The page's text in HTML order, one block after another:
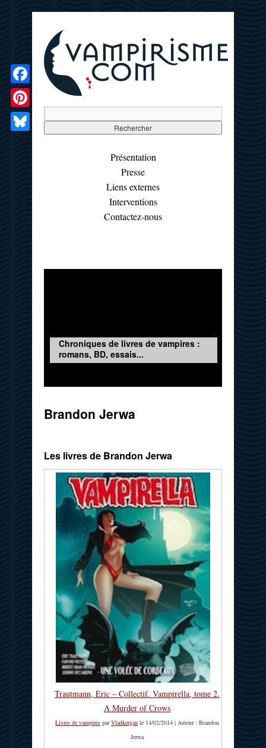
Présentation
Presse
Liens externes
Interventions
Contactez-nous
Chroniques de livres de vampires :
romans, BD, essais...
Brandon Jerwa
Les livres de Brandon Jerwa
Trautmann, Eric – Collectif. Vampirella, tome 2.
A Murder of Crows
Livres de vampires parVladkergan le 14/02/2014 | Auteur : Brandon
Jerwa
Facebook
Pinterest
Bluesky